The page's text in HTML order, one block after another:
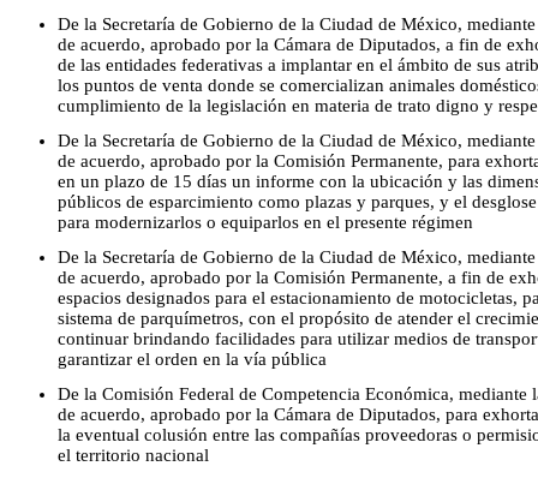
De la Secretaría de Gobierno de la Ciudad de México,
de acuerdo, aprobado por la Cámara de Diputados, a fin de
de las entidades federativas a implantar en el ámbito de sus
los puntos de venta donde se comercializan animales
cumplimiento de la legislación en materia de trato digno y
De la Secretaría de Gobierno de la Ciudad de México,
de acuerdo, aprobado por la Comisión Permanente, para
en un plazo de 15 días un informe con la ubicación y las
públicos de esparcimiento como plazas y parques, y el
para modernizarlos o equiparlos en el presente régimen
De la Secretaría de Gobierno de la Ciudad de México,
de acuerdo, aprobado por la Comisión Permanente, a fin de
espacios designados para el estacionamiento de motocicletas,
sistema de parquímetros, con el propósito de atender el
continuar brindando facilidades para utilizar medios de
garantizar el orden en la vía pública
De la Comisión Federal de Competencia Económica, mediante
de acuerdo, aprobado por la Cámara de Diputados, para
la eventual colusión entre las compañías proveedoras o
el territorio nacional